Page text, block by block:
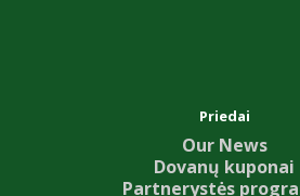
Priedai
Our News
Dovanų kuponai
Partnerystės